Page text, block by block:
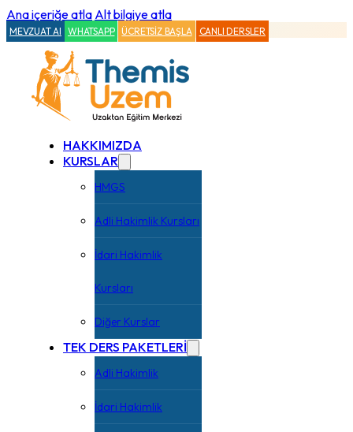
Ana içeriğe atla Alt bilgiye atla
MEVZUAT AI WHATSAPP ÜCRETSİZ BAŞLA CANLI DERSLER
HAKKIMIZDA
KURSLAR
HMGS
Adli Hakimlik Kursları
İdari Hakimlik
Kursları
Diğer Kurslar
TEK DERS PAKETLERİ
Adli Hakimlik
İdari Hakimlik